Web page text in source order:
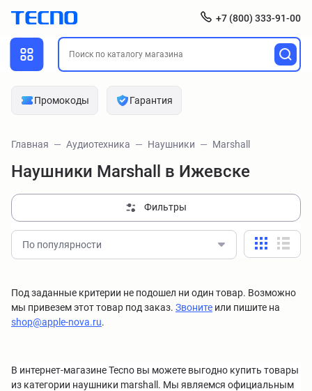
+7 (800) 333-91-00
Промокоды Гарантия
Главная Аудиотехника Наушники Marshall
Наушники Marshall в Ижевске
Фильтры
По популярности
Под заданные критерии не подошел ни один товар. Возможно
мы привезем этот товар под заказ. Звоните или пишите на
shop@apple-nova.ru.
В интернет-магазине Tecno вы можете выгодно купить товары
из категории наушники marshall. Мы являемся официальным